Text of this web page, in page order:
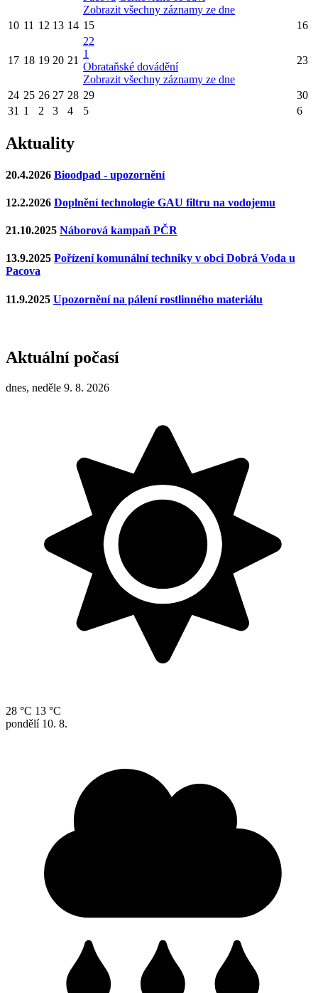
Zobrazit všechny záznamy ze dne
10 11 12 13 14 15 16
17 18 19 20 21
22
1
Obrataňské dovádění
Zobrazit všechny záznamy ze dne
23
24 25 26 27 28 29
30
31 1 2 3 4 5 6
Aktuality
20.4.2026 Bioodpad - upozornění
12.2.2026 Doplnění technologie GAU filtru na vodojemu
21.10.2025 Náborová kampaň PČR
13.9.2025 Pořízení komunální techniky v obci Dobrá Voda u
Pacova
11.9.2025 Upozornění na pálení rostlinného materiálu
Aktuální počasí
dnes, neděle 9. 8. 2026
28 °C 13 °C
pondělí 10. 8.